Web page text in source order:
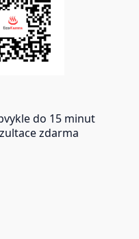
do 15 minut
zdarma